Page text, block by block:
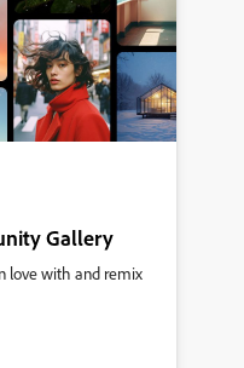
Gallery
love with and remix